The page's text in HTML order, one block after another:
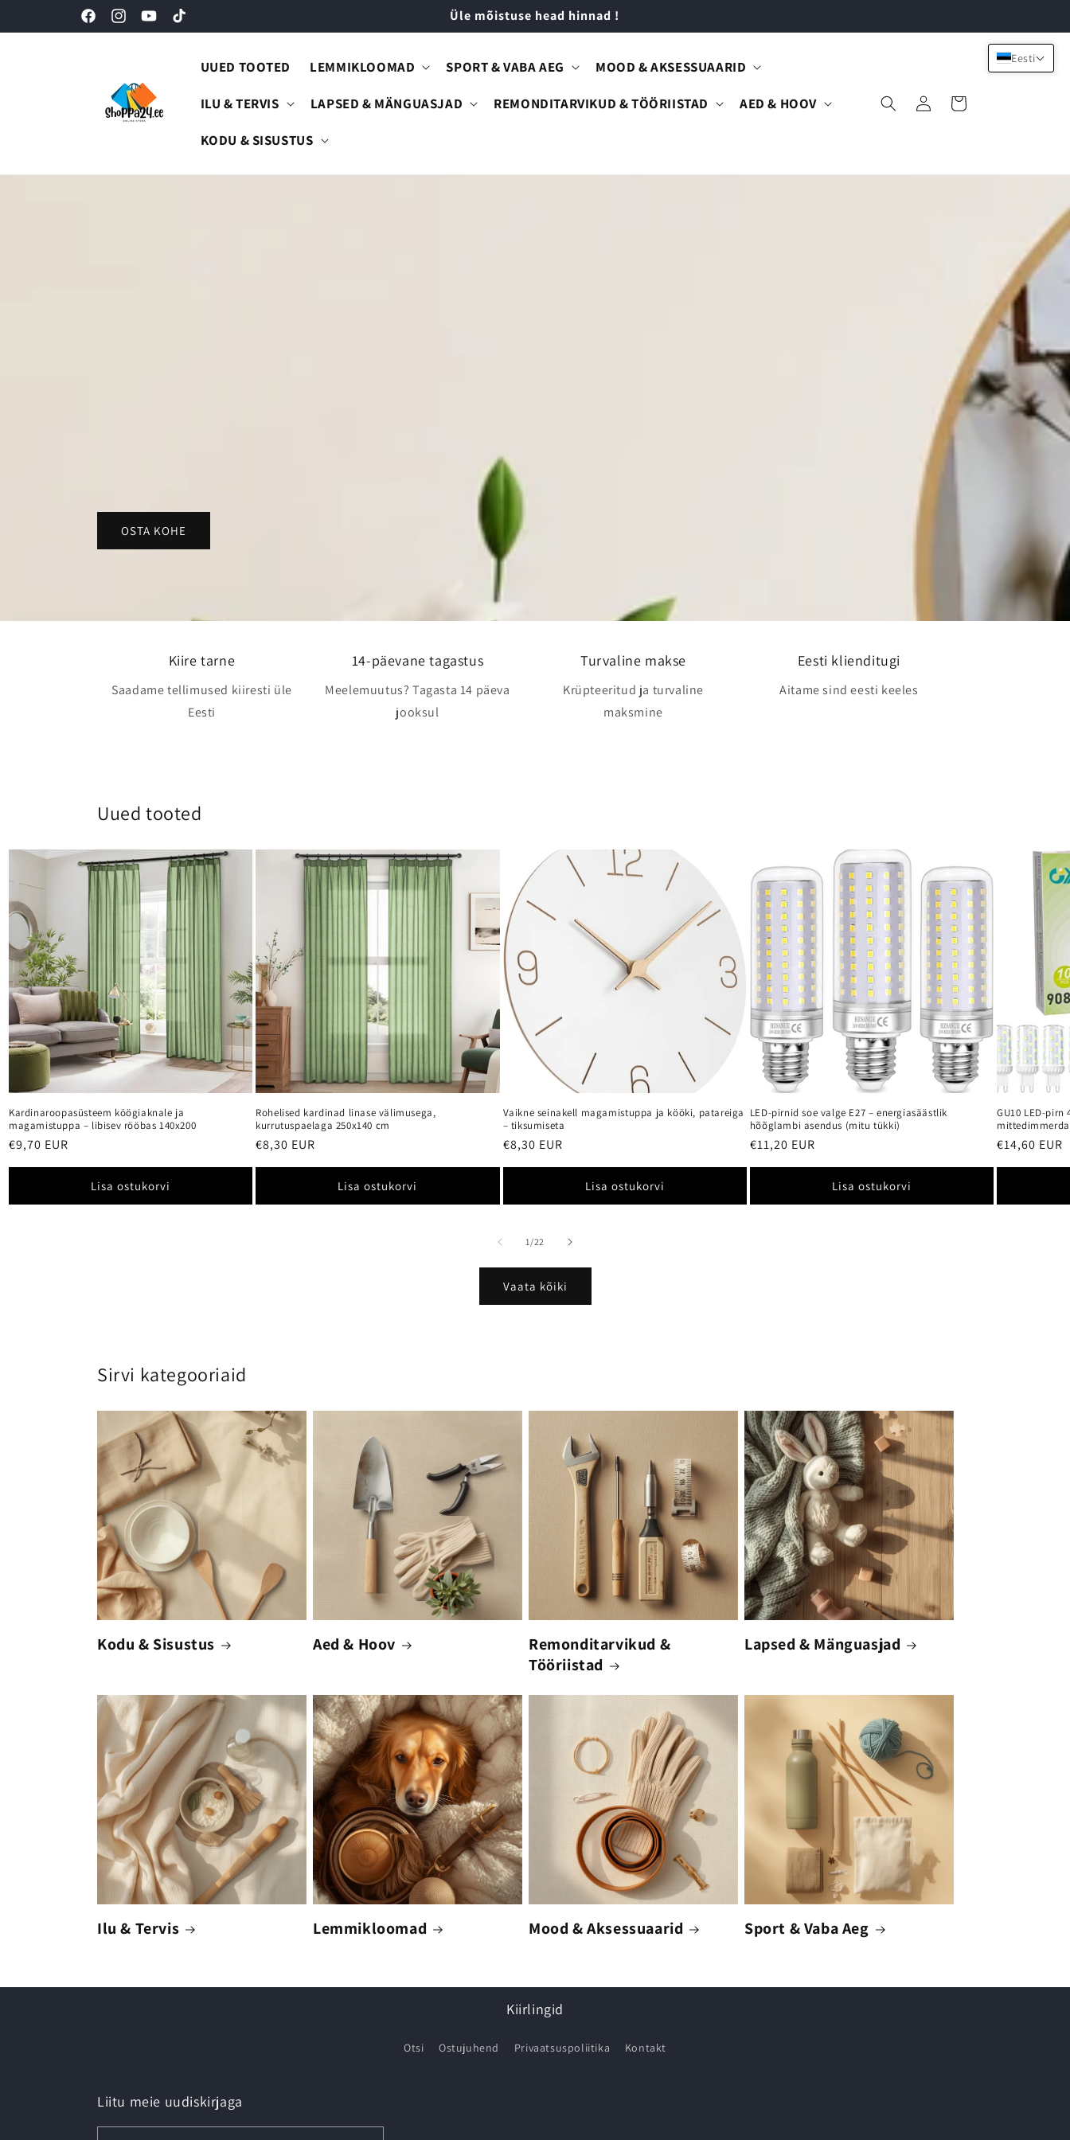
juurde
FacebookInstagramYouTubeTikTok
Üle mõistuse head hinnad !
UUED TOOTED LEMMIKLOOMAD SPORT & VABA AEG MOOD & AKSESSUAARID
ILU & TERVIS LAPSED & MÄNGUASJAD REMONDITARVIKUD & TÖÖRIISTAD AED & HOOV
KODU & SISUSTUS
Logi
sisse
Cart
OSTA KOHE
Kiire tarne
Saadame tellimused kiiresti üle
Eesti
14-päevane tagastus
Meelemuutus? Tagasta 14 päeva
jooksul
Turvaline makse
Krüpteeritud ja turvaline
maksmine
Eesti klienditugi
Aitame sind eesti keeles
Uued tooted
Kardinaroopasüsteem köögiaknale ja
magamistuppa – libisev rööbas 140x200
Tavahind
€9,70 EUR
Lisa ostukorvi
Rohelised kardinad linase välimusega,
kurrutuspaelaga 250x140 cm
Tavahind
€8,30 EUR
Lisa ostukorvi
Vaikne seinakell magamistuppa ja kööki, patareiga
– tiksumiseta
Tavahind
€8,30 EUR
Lisa ostukorvi
LED-pirnid soe valge E27 – energiasäästlik
hõõglambi asendus (mitu tükki)
Tavahind
€11,20 EUR
Lisa ostukorvi
GU10 LED-pirn
Tavahind
€14,60 EUR
1/kõrval
22
Vaata kõiki
Sirvi kategooriaid
Kodu & Sisustus Aed & Hoov
Remonditarvikud &
Tööriistad
Lapsed & Mänguasjad
Ilu & Tervis Lemmikloomad Mood & Aksessuaarid Sport & Vaba Aeg
Kiirlingid
Otsi Ostujuhend Privaatsuspoliitika Kontakt
Liitu meie uudiskirjaga
Eesti